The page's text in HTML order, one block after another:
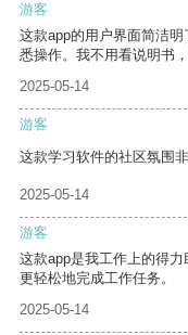
游客
这款app的用户界面简洁
悉操作。我不用看说明书
2025-05-14
游客
这款学习软件的社区氛围
2025-05-14
游客
这款app是我工作上的得
更轻松地完成工作任务。
2025-05-14